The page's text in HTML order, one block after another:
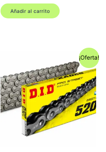
original
era:
actual
es:
Añadir al carrito
¡Oferta!